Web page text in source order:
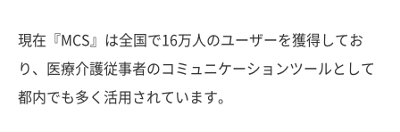
現在『MCS』は全国で16万人のユーザーを獲得してお
り、医療介護従事者のコミュニケーションツールとして
都内でも多く活用されています。